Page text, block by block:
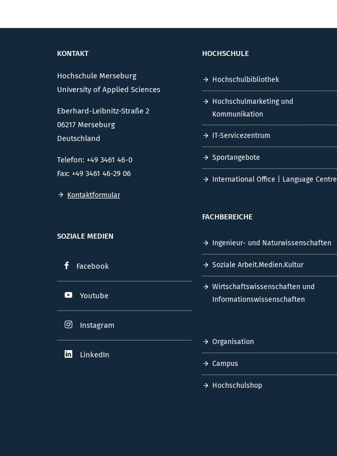
KONTAKT
Hochschule Merseburg
University of Applied Sciences
Eberhard-Leibnitz-Straße 2
06217 Merseburg
Deutschland
Telefon: +49 3461 46-0
Fax: +49 3461 46-29 06
Kontaktformular
SOZIALE MEDIEN
Facebook
Youtube
Instagram
LinkedIn
HOCHSCHULE
Hochschulbibliothek
Hochschulmarketing und
Kommunikation
IT-Servicezentrum
Sportangebote
International Office | Language Centre
FACHBEREICHE
Ingenieur- und Naturwissenschaften
Soziale Arbeit.Medien.Kultur
Wirtschaftswissenschaften und
Informationswissenschaften
Organisation
Campus
Hochschulshop